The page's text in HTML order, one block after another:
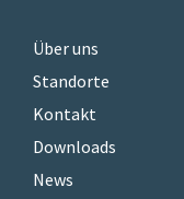
Über uns
Standorte
Kontakt
Downloads
News